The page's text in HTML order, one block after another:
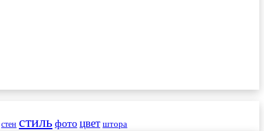
стен стиль фото цвет штора